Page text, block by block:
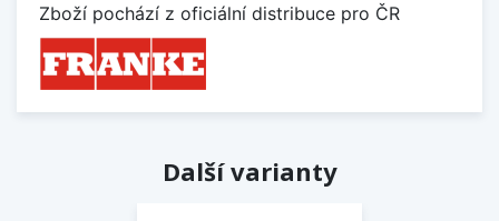
Zboží pochází z oficiální distribuce pro ČR
Další varianty